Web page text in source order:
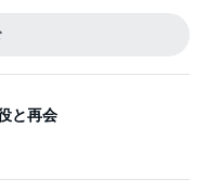
る香り